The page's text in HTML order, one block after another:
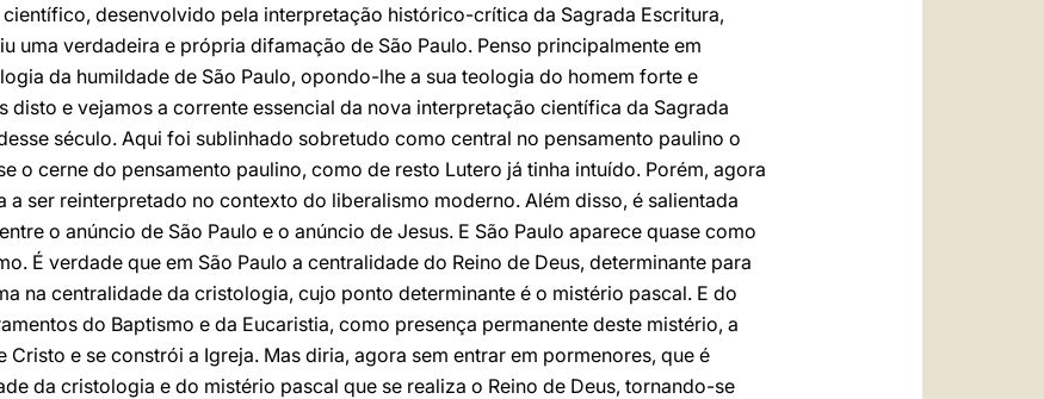
desenvolvido pela interpretação histórico-crítica da Sagrada Escritura,
uma verdadeira e própria difamação de São Paulo. Penso principalmente em
da humildade de São Paulo, opondo-lhe a sua teologia do homem forte e
disto e vejamos a corrente essencial da nova interpretação científica da Sagrada
século. Aqui foi sublinhado sobretudo como central no pensamento paulino o
o cerne do pensamento paulino, como de resto Lutero já tinha intuído. Porém, agora
ser reinterpretado no contexto do liberalismo moderno. Além disso, é salientada
o anúncio de São Paulo e o anúncio de Jesus. E São Paulo aparece quase como
É verdade que em São Paulo a centralidade do Reino de Deus, determinante para
na centralidade da cristologia, cujo ponto determinante é o mistério pascal. E do
do Baptismo e da Eucaristia, como presença permanente deste mistério, a
e se constrói a Igreja. Mas diria, agora sem entrar em pormenores, que é
da cristologia e do mistério pascal que se realiza o Reino de Deus, tornando-se